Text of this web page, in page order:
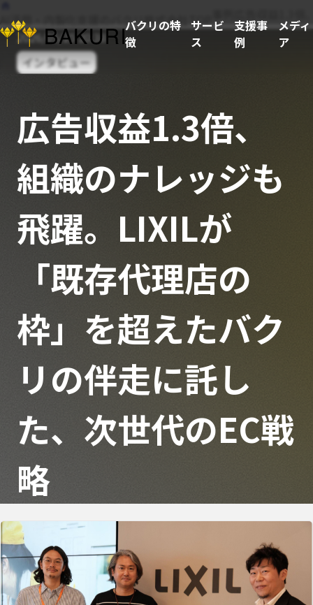
バクリの特
徴
サービ
ス
支援事
例
メディ
ア
AI活用・内製化支援のバクリ株式会社TOP
2026/05/25 20:38
インタビュー
広告収益1.3倍、
組織のナレッジも
飛躍。LIXILが
「既存代理店の
枠」を超えたバク
リの伴走に託し
た、次世代のEC戦
略